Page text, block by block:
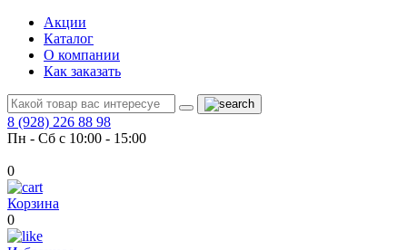
Акции
Каталог
О компании
Как заказать
8 (928) 226 88 98
Пн - Сб с 10:00 - 15:00
0
Корзина
0